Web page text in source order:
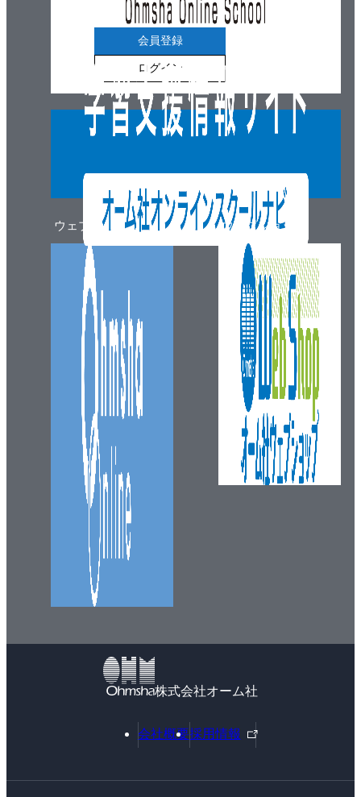
ウェブマガジン
会員登録
ログイン
ウェブショップ
株式会社オーム社
会社概要採用情報
外
部
ン